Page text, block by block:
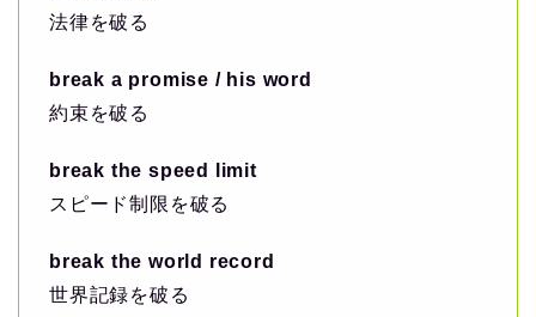
法律を破る
break a promise / his word
約束を破る
break the speed limit
スピード制限を破る
break the world record
世界記録を破る